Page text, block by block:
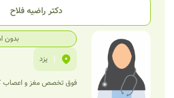
دکتر راضیه فلاح
بدون
| یزد
فوق تخصص مغز و اعصاب